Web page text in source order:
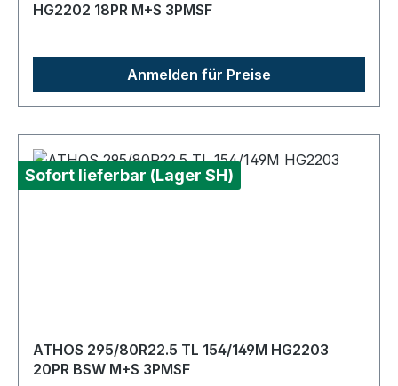
HG2202 18PR M+S 3PMSF
Anmelden für Preise
Sofort lieferbar (Lager SH)
ATHOS 295/80R22.5 TL 154/149M HG2203
20PR BSW M+S 3PMSF